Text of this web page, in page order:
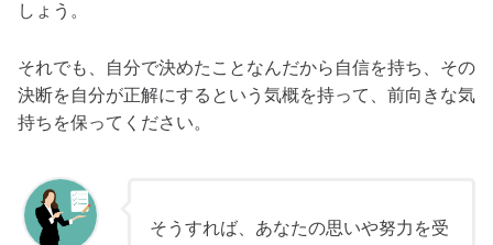
しょう。
それでも、自分で決めたことなんだから自信を持ち、その
決断を自分が正解にするという気概を持って、前向きな気
持ちを保ってください。
そうすれば、あなたの思いや努力を受